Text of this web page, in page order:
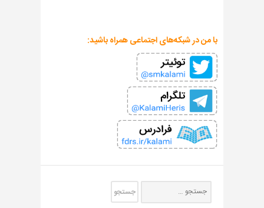
با من در شبکه‌های اجتماعی همراه باشید: